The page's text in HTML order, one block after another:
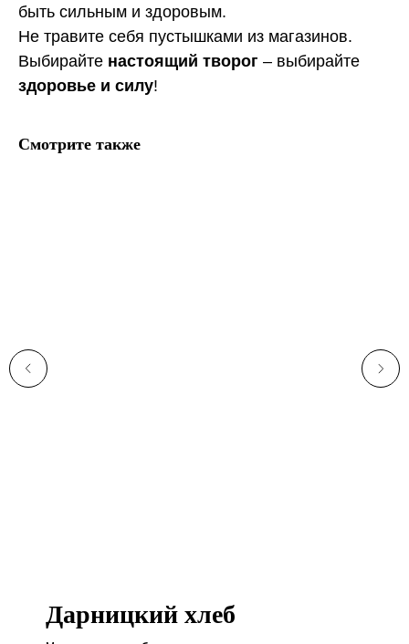
быть сильным и здоровым.
Не травите себя пустышками из магазинов.
Выбирайте настоящий творог – выбирайте
здоровье и силу!
Смотрите также
Дарницкий хлеб